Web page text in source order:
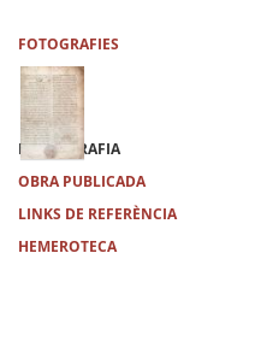
FOTOGRAFIES
BIBLIOGRAFIA
OBRA PUBLICADA
LINKS DE REFERÈNCIA
HEMEROTECA